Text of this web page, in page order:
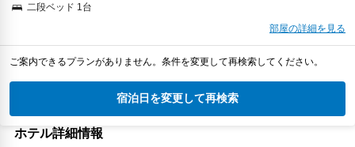
二段ベッド 1台
部屋の詳細を見る
ご案内できるプランがありません。条件を変更して再検索してください。
宿泊日を変更して再検索
ホテル詳細情報